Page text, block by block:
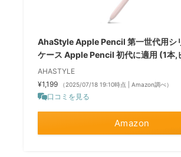
AhaStyle Apple Pencil 第一世代用シ
ケース Apple Pencil 初代に適用 (1本,
AHASTYLE
¥1,199
（2025/07/18 19:10時点 | Amazon調べ）
口コミを見る
Amazon